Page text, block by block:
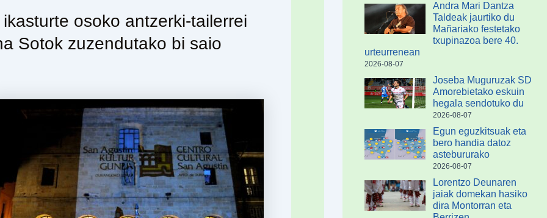
osoko antzerki-tailerrei
Sotok zuzendutako bi saio
Andra Mari Dantza
Taldeak jaurtiko du
Mañariako festetako
txupinazoa bere 40.
urteurrenean
2026-08-07
Joseba Muguruzak SD
Amorebietako eskuin
hegala sendotuko du
2026-08-07
Egun eguzkitsuak eta
bero handia datoz
astebururako
2026-08-07
Lorentzo Deunaren
jaiak domekan hasiko
dira Montorran eta